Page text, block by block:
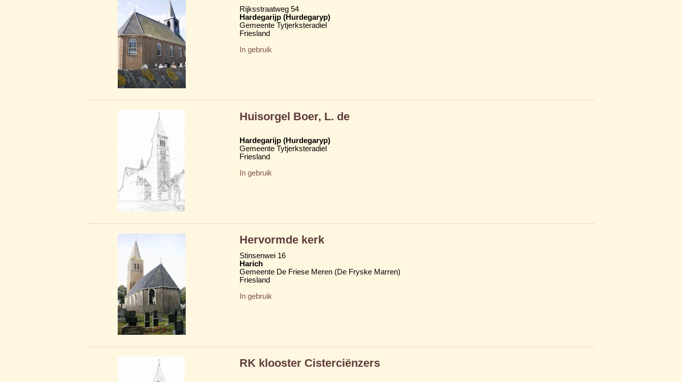
Rijksstraatweg 54
Hardegarijp (Hurdegaryp)
Gemeente Tytjerksteradiel
Friesland
In gebruik
Huisorgel Boer, L. de
Hardegarijp (Hurdegaryp)
Gemeente Tytjerksteradiel
Friesland
In gebruik
Hervormde kerk
Stinsenwei 16
Harich
Gemeente De Friese Meren (De Fryske Marren)
Friesland
In gebruik
RK klooster Cisterciënzers